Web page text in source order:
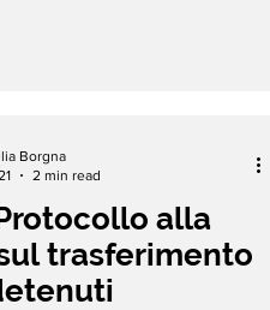
alla
trasferimento
Borgna
2 min read